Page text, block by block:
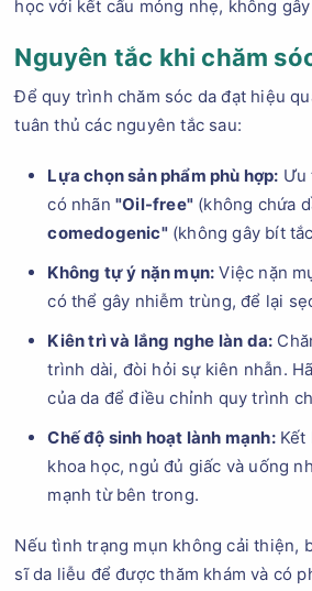
học với kết cấu mỏng nhẹ, không
Nguyên tắc khi chăm
Để quy trình chăm sóc da đạt hiệu
tuân thủ các nguyên tắc sau:
Lựa chọn sản phẩm phù hợp: Ưu
có nhãn"Oil-free" (không chứa
comedogenic" (không gây bít
Không tự ý nặn mụn: Việc nặn
có thể gây nhiễm trùng, để lại
Kiên trì và lắng nghe làn da:
trình dài, đòi hỏi sự kiên nhẫn.
của da để điều chỉnh quy trình
Chế độ sinh hoạt lành mạnh:Kết
khoa học, ngủ đủ giấc và uống
mạnh từ bên trong.
Nếu tình trạng mụn không cải thiện,
sĩ da liễu để được thăm khám và có